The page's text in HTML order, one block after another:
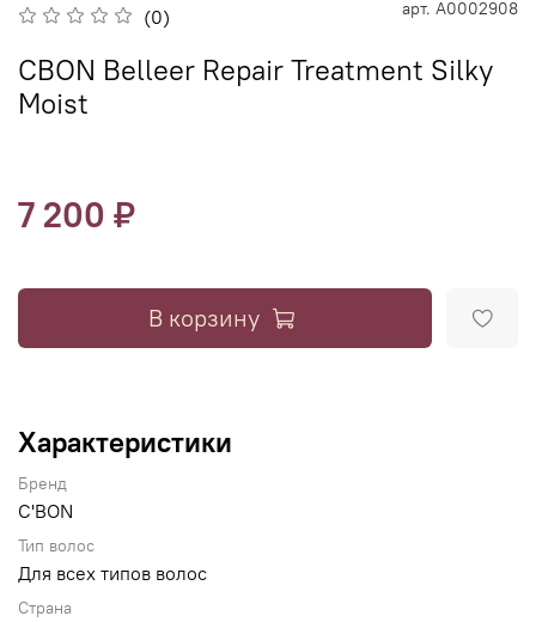
(0) арт. A0002908
CBON Belleer Repair Treatment Silky
Moist
7 200 ₽
В корзину
Характеристики
Бренд
C'BON
Тип волос
Для всех типов волос
Страна